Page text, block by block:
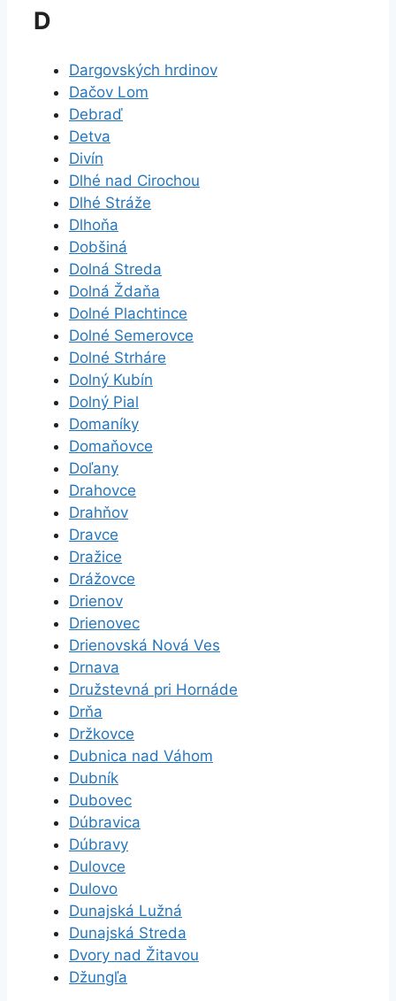
D
Dargovských hrdinov
Dačov Lom
Debraď
Detva
Divín
Dlhé nad Cirochou
Dlhé Stráže
Dlhoňa
Dobšiná
Dolná Streda
Dolná Ždaňa
Dolné Plachtince
Dolné Semerovce
Dolné Strháre
Dolný Kubín
Dolný Pial
Domaníky
Domaňovce
Doľany
Drahovce
Drahňov
Dravce
Dražice
Drážovce
Drienov
Drienovec
Drienovská Nová Ves
Drnava
Družstevná pri Hornáde
Drňa
Držkovce
Dubnica nad Váhom
Dubník
Dubovec
Dúbravica
Dúbravy
Dulovce
Dulovo
Dunajská Lužná
Dunajská Streda
Dvory nad Žitavou
Džungľa